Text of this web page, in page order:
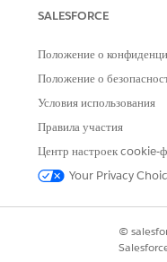
ПОЛЬЗОВАТЕЛЯ
быстрого действия на
«Создать страховую
SALESFORCE
Положение о
Положение о
Условия использования
Правила участия
Центр настроек cookie-
Your Privacy
©